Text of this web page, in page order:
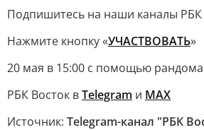
Подпишитесь на наши каналы
Нажмите кнопку «УЧАСТВОВАТЬ»
20 мая в 15:00 с помощью
РБК Восток вTelegram и MAX
Источник: Telegram-канал "РБК